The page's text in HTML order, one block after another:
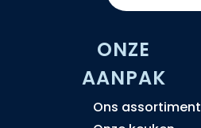
ONZE
AANPAK
Ons assortiment